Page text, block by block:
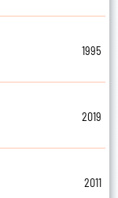
1995
2019
2011